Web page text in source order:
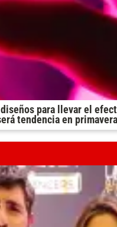
para llevar el
tendencia en